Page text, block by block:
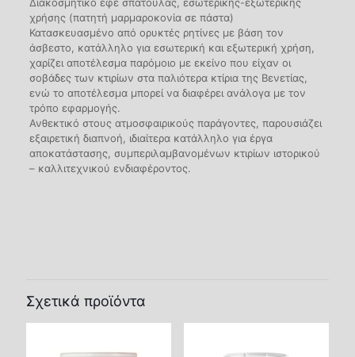
χρήσης (πατητή μαρμαροκονία σε πάστα)
Κατασκευασμένο από ορυκτές ρητίνες με βάση τον
άσβεστο, κατάλληλο για εσωτερική και εξωτερική χρήση,
χαρίζει αποτέλεσμα παρόμοιο με εκείνο που είχαν οι
σοβάδες των κτιρίων στα παλιότερα κτίρια της Βενετίας,
ενώ το αποτέλεσμα μπορεί να διαφέρει ανάλογα με τον
τρόπο εφαρμογής.
Ανθεκτικό στους ατμοσφαιρικούς παράγοντες, παρουσιάζει
εξαιρετική διαπνοή, ιδιαίτερα κατάλληλο για έργα
αποκατάστασης, συμπεριλαμβανομένων κτιρίων ιστορικού
– καλλιτεχνικού ενδιαφέροντος.
Εφαρμογή
Ανοξείδωτη σπάτουλα, Πλαστική σπάτουλα, Σφουγγάρι
Σχετικά προϊόντα